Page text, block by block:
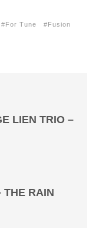
For Tune Fusion
LIEN TRIO –
THE RAIN